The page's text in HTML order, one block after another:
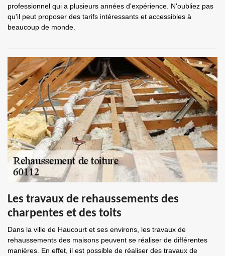
professionnel qui a plusieurs années d'expérience. N'oubliez pas
qu'il peut proposer des tarifs intéressants et accessibles à
beaucoup de monde.
Les travaux de rehaussements des
charpentes et des toits
Dans la ville de Haucourt et ses environs, les travaux de
rehaussements des maisons peuvent se réaliser de différentes
manières. En effet, il est possible de réaliser des travaux de